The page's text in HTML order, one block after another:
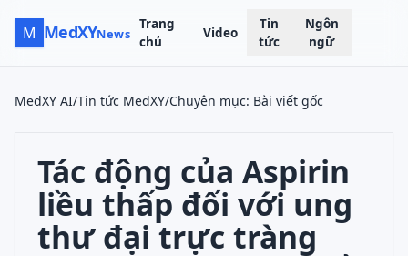
M MedXYNews
Trang
chủ
Video
Tin
tức
Ngôn
ngữ
MedXY AI/Tin tức MedXY/Chuyên mục: Bài viết gốc
Tác động của Aspirin
liều thấp đối với ung
thư đại trực tràng